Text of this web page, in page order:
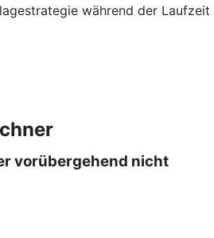
während der Laufzeit
vorübergehend nicht